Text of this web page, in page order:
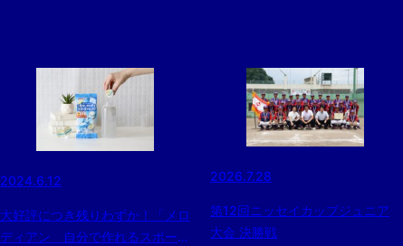
2024.6.12
大好評につき残りわずか！「メロ
ディアン 自分で作れるスポーツ
2026.7.28
第12回ニッセイカップジュニア
大会 決勝戦